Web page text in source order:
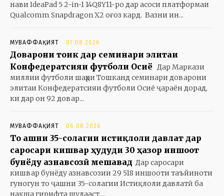
нави IdeaPad 5 2-in-1 14Q8Y11-ро дар асоси платформаи
Qualcomm Snapdragon X2 оғоз кард. Вазни ин...
МУВАФФАҚИЯТ 07.08.2026
Доварони тоҷик дар семинари элитаи
Конфедератсияи футболи Осиё Дар Маркази
миллии футболи шаҳри Тошканд семинари доварони
элитаи Конфедератсияи футболи Осиё ҷараён дорад,
ки дар он 92 довар...
МУВАФФАҚИЯТ 06.08.2026
То ҷашни 35-солагии истиқлоли давлат дар
саросари кишвар ҳудуди 30 ҳазор иншоот
бунёду азнавсозӣ мешавад Дар саросари
кишвар бунёду азнавсозии 29 518 иншооти таъйиноти
гуногун то ҷашни 35-солагии Истиқлоли давлатӣ ба